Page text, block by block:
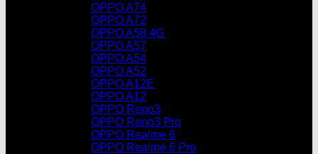
OPPO A74
OPPO A72
OPPO A58 4G
OPPO A57
OPPO A54
OPPO A52
OPPO A12E
OPPO A12
OPPO Reno3
OPPO Reno3 Pro
OPPO Realme 6
OPPO Realme 6 Pro